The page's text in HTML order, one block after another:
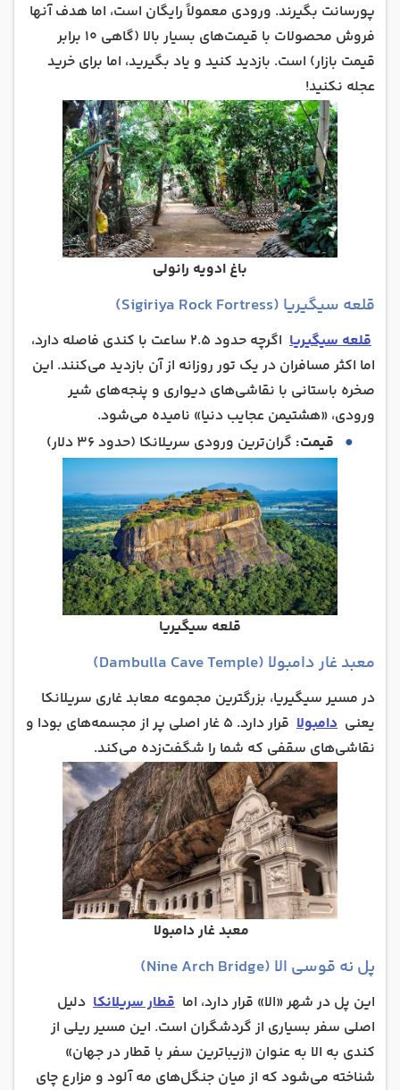
پورسانت بگیرند. ورودی معمولاً رایگان است، اما هدف آنها
فروش محصولات با قیمت‌های بسیار بالا (گاهی ۱۰ برابر
قیمت بازار) است. بازدید کنید و یاد بگیرید، اما برای خرید
عجله نکنید!
باغ ادویه رانولی
قلعه سیگیریا (Sigiriya Rock Fortress)
قلعه سیگیریا
اگرچه حدود ۲.۵ ساعت با کندی فاصله دارد،
اما اکثر مسافران در یک تور روزانه از آن بازدید می‌کنند. این
صخره باستانی با نقاشی‌های دیواری و پنجه‌های شیر
ورودی، «هشتیمن عجایب دنیا» نامیده می‌شود.
قیمت: گران‌ترین ورودی سریلانکا (حدود ۳۶ دلار)
قلعه سیگیریا
معبد غار دامبولا (Dambulla Cave Temple)
در مسیر سیگیریا، بزرگترین مجموعه معابد غاری سریلانکا
یعنی دامبولا
قرار دارد. ۵ غار اصلی پر از مجسمه‌های بودا و
نقاشی‌های سقفی که شما را شگفت‌زده می‌کند.
معبد غار دامبولا
پل نه قوسی الا (Nine Arch Bridge)
این پل در شهر «الا» قرار دارد، اما قطار سریلانکا دلیل
اصلی سفر بسیاری از گردشگران است. این مسیر ریلی از
کندی به الا به عنوان «زیباترین سفر با قطار در جهان»
شناخته می‌شود که از میان جنگل‌های مه آلود و مزارع چای